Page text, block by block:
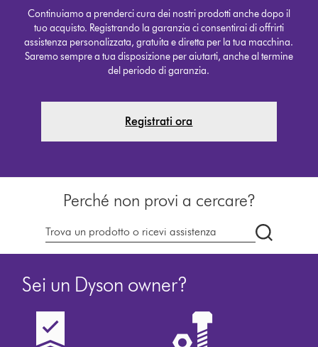
Continuiamo a prenderci cura dei nostri prodotti anche dopo il
tuo acquisto. Registrando la garanzia ci consentirai di offrirti
assistenza personalizzata, gratuita e diretta per la tua macchina.
Saremo sempre a tua disposizione per aiutarti, anche al termine
del periodo di garanzia.
Registrati ora
Perché non provi a cercare?
Cerca
su
Sei un Dyson owner?